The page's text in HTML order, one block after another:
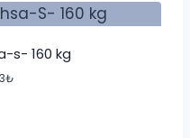
s- 160 kg
₺